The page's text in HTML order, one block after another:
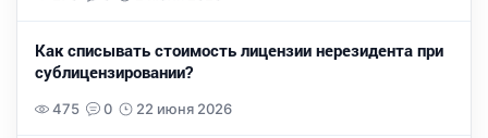
Как списывать стоимость лицензии нерезидента при
сублицензировании?
475 0 22 июня 2026